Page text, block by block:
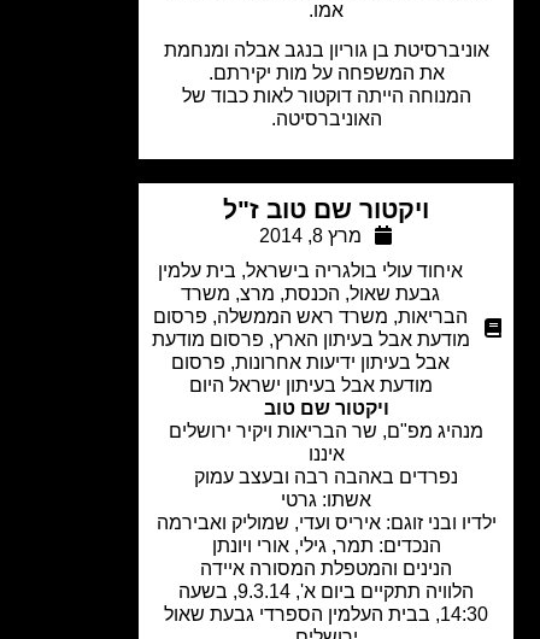
בן גוריון בנגב אבלה ומנחמת
את המשפחה על מות יקירתם.
המנוחה הייתה דוקטור לאות כבוד של
האוניברסיטה.
ויקטור שם טוב ז"ל
מרץ 8, 2014
איחוד עולי בולגריה בישראל ,בית עלמין
גבעת שאול,הכנסת,מרצ,משרד
הבריאות,משרד ראש הממשלה,פרסום
מודעת אבל בעיתון הארץ,פרסום מודעת
אבל בעיתון ידיעות אחרונות,פרסום
מודעת אבל בעיתון ישראל היום
ויקטור שם טוב
מפ"ם, שר הבריאות ויקיר ירושלים
נפרדים באהבה רבה ובעצב עמוק
אשתו: גרטי
ובני זוגם: איריס ועדי, שמוליק ואבירמה
הנכדים: תמר, גילי, אורי ויונתן
הנינים והמטפלת המסורה איידה
הלוויה תתקיים ביום א', 9.3.14, בשעה
14:30, בבית העלמין הספרדי גבעת שאול